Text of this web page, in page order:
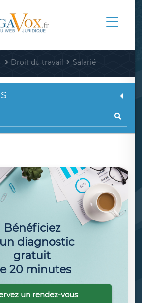
Droit du travail Salarié
Bénéficiez
diagnostic
gratuit
20 minutes
un rendez-vous